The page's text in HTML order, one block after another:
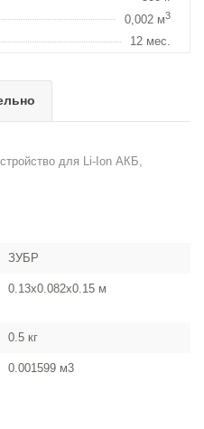
0,002 м3
12 мес.
для Li-Ion АКБ,
ЗУБР
0.13x0.082x0.15 м
0.5 кг
0.001599 м3